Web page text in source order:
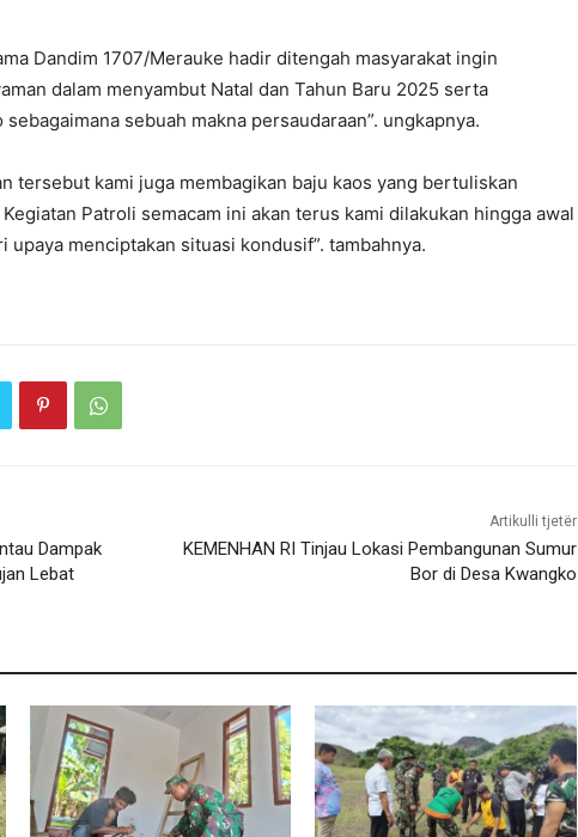
Dandim 1707/Merauke hadir ditengah masyarakat ingin
dalam menyambut Natal dan Tahun Baru 2025 serta
sebuah makna persaudaraan”. ungkapnya.
tersebut kami juga membagikan baju kaos yang bertuliskan
Kegiatan Patroli semacam ini akan terus kami dilakukan hingga awal
upaya menciptakan situasi kondusif”. tambahnya.
Dampak
Lebat
Artikulli tjetër
KEMENHAN RI Tinjau Lokasi Pembangunan Sumur
Bor di Desa Kwangko